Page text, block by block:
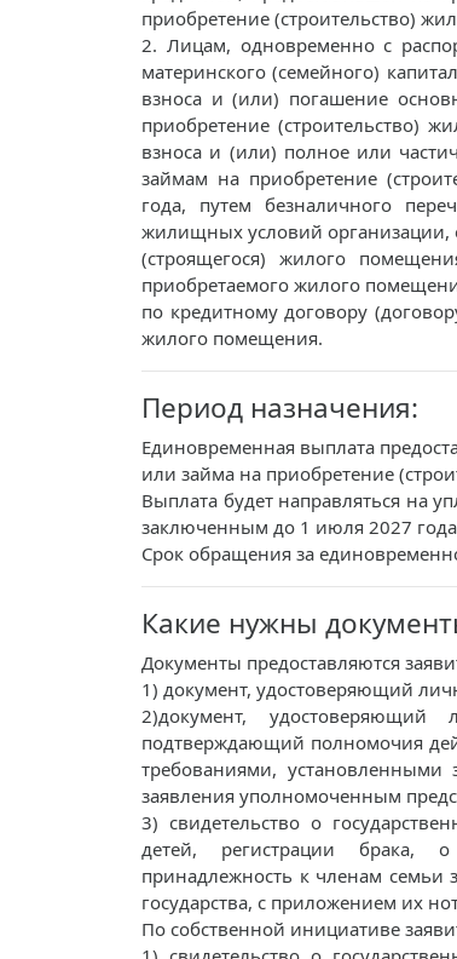
приобретение (строительство)
2. Лицам, одновременно с
материнского (семейного)
взноса и (или) погашение
приобретение (строительство)
взноса и (или) полное или
займам на приобретение
года, путем безналичного
жилищных условий организации,
(строящегося) жилого
приобретаемого жилого
по кредитному договору
жилого помещения.
Период назначения:
Единовременная выплата
или займа на приобретение
Выплата будет направляться на
заключенным до 1 июля 2027
Срок обращения за
Какие нужны
Документы предоставляются
1) документ, удостоверяющий
2)документ, удостоверяющий
подтверждающий полномочия
требованиями, установленными
заявления уполномоченным
3) свидетельство о
детей, регистрации
принадлежность к членам семьи
государства, с приложением их
По собственной инициативе